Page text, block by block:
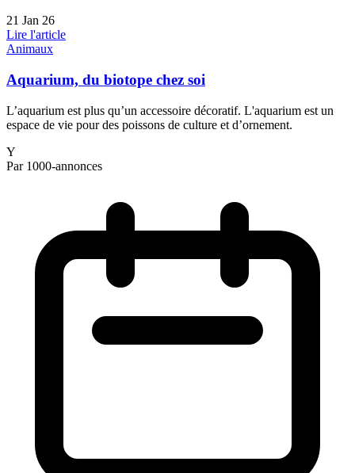
21 Jan 26
Lire l'article
Animaux
Aquarium, du biotope chez soi
L’aquarium est plus qu’un accessoire décoratif. L'aquarium est un
espace de vie pour des poissons de culture et d’ornement.
Y
Par 1000-annonces